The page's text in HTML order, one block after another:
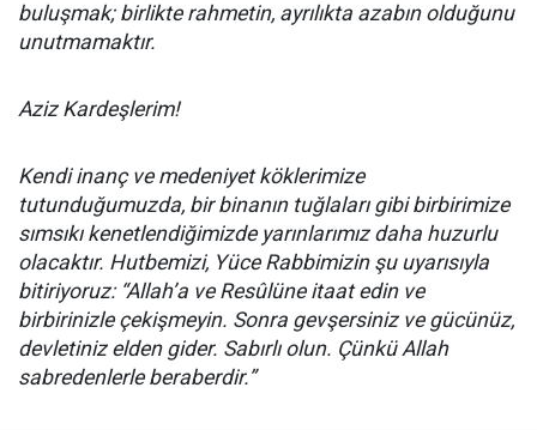
buluşmak; birlikte rahmetin, ayrılıkta azabın olduğunu
unutmamaktır.
Aziz Kardeşlerim!
Kendi inanç ve medeniyet köklerimize
tutunduğumuzda, bir binanın tuğlaları gibi birbirimize
sımsıkı kenetlendiğimizde yarınlarımız daha huzurlu
olacaktır. Hutbemizi, Yüce Rabbimizin şu uyarısıyla
bitiriyoruz: “Allah’a ve Resûlüne itaat edin ve
birbirinizle çekişmeyin. Sonra gevşersiniz ve gücünüz,
devletiniz elden gider. Sabırlı olun. Çünkü Allah
sabredenlerle beraberdir.”